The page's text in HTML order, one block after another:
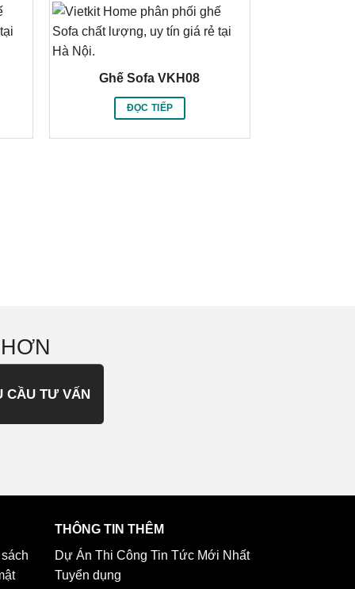
Ghế Sofa VKH08
ĐỌC TIẾP
CẦU TƯ VẤN
THÔNG TIN THÊM
Dự Án Thi Công Tin Tức Mới Nhất
Tuyển dụng